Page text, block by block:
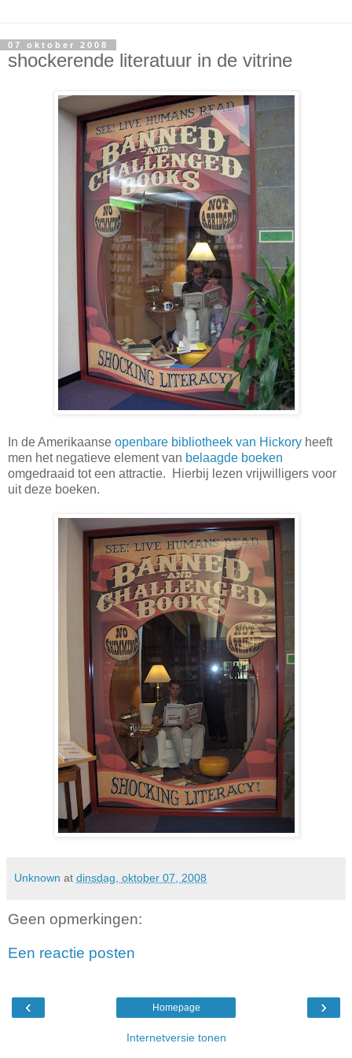
07 oktober 2008
shockerende literatuur in de vitrine
In de Amerikaanse openbare bibliotheek van Hickory heeft
men het negatieve element van belaagde boeken
omgedraaid tot een attractie. Hierbij lezen vrijwilligers voor
uit deze boeken.
Unknown at dinsdag, oktober 07, 2008
Geen opmerkingen:
Een reactie posten
‹ ›
Homepage
Internetversie tonen